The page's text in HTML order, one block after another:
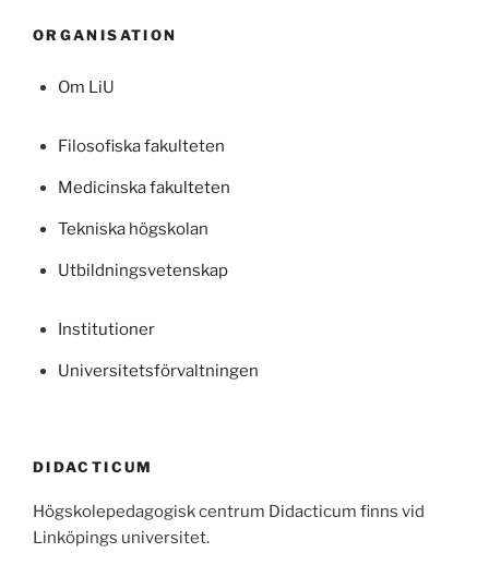
ORGANISATION
Om LiU
Filosofiska fakulteten
Medicinska fakulteten
Tekniska högskolan
Utbildningsvetenskap
Institutioner
Universitetsförvaltningen
DIDACTICUM
Högskolepedagogisk centrum Didacticum finns vid
Linköpings universitet.